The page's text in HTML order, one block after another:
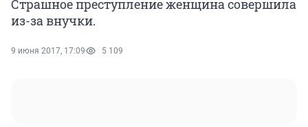
Страшное преступление женщина совершила
из-за внучки.
9 июня 2017, 17:09 5 109